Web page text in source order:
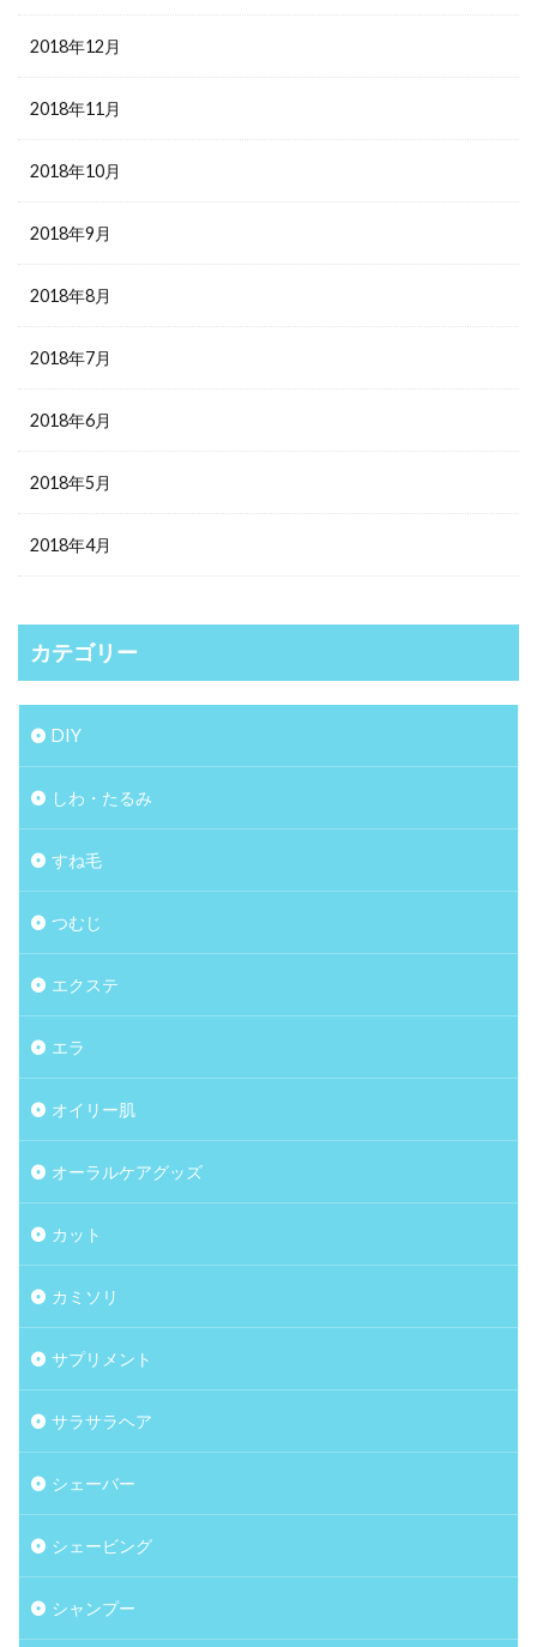
2018年12月
2018年11月
2018年10月
2018年9月
2018年8月
2018年7月
2018年6月
2018年5月
2018年4月
カテゴリー
DIY
しわ・たるみ
すね毛
つむじ
エクステ
エラ
オイリー肌
オーラルケアグッズ
カット
カミソリ
サプリメント
サラサラヘア
シェーバー
シェービング
シャンプー